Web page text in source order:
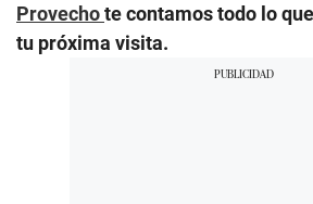
Provechote contamos todo lo
tu próxima visita.